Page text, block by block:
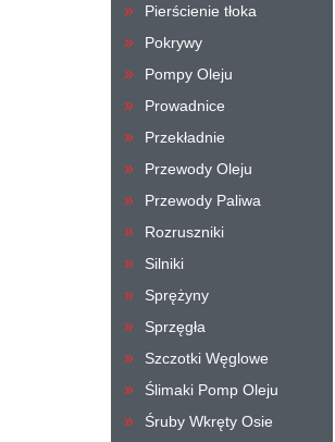
Pierścienie tłoka
Pokrywy
Pompy Oleju
Prowadnice
Przekładnie
Przewody Oleju
Przewody Paliwa
Rozruszniki
Silniki
Sprężyny
Sprzęgła
Szczotki Węglowe
Ślimaki Pomp Oleju
Śruby Wkręty Osie